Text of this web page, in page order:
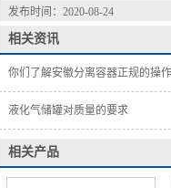
发布时间：2020-08-24
相关资讯
你们了解安徽分离容器正规的操
液化气储罐对质量的要求
相关产品